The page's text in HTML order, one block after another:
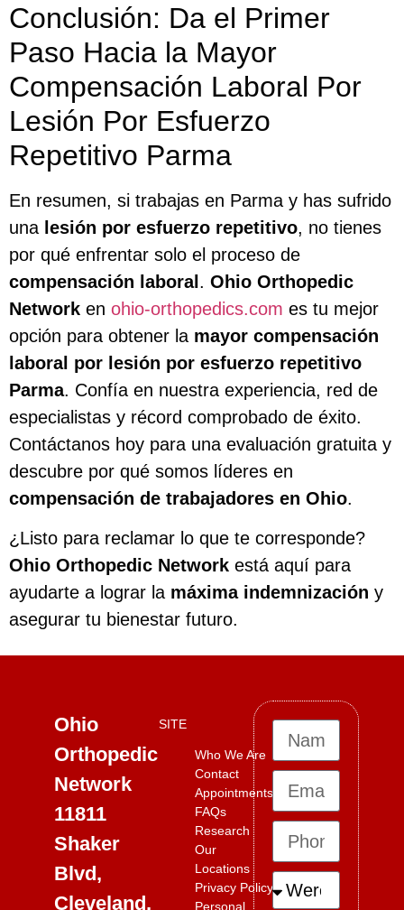
Conclusión: Da el Primer
Paso Hacia la Mayor
Compensación Laboral Por
Lesión Por Esfuerzo
Repetitivo Parma
En resumen, si trabajas en Parma y has sufrido
una lesión por esfuerzo repetitivo, no tienes
por qué enfrentar solo el proceso de
compensación laboral . Ohio Orthopedic
Network en ohio-orthopedics.com es tu mejor
opción para obtener la mayor compensación
laboral por lesión por esfuerzo repetitivo
Parma. Confía en nuestra experiencia, red de
especialistas y récord comprobado de éxito.
Contáctanos hoy para una evaluación gratuita y
descubre por qué somos líderes en
compensación de trabajadores en Ohio.
¿Listo para reclamar lo que te corresponde?
Ohio Orthopedic Network está aquí para
ayudarte a lograr la máxima indemnización y
asegurar tu bienestar futuro.
Ohio
Orthopedic
Network
11811
Shaker
Blvd,
Cleveland,
SITE
Who We Are
Contact
Appointments
FAQs
Research
Our
Locations
Privacy Policy
Personal